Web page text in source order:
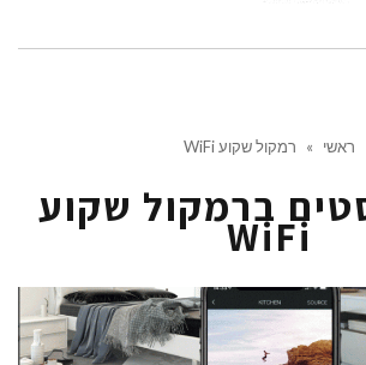
ראשי » רמקול שקוע WiFi
ברמקול שקוע
WiFi